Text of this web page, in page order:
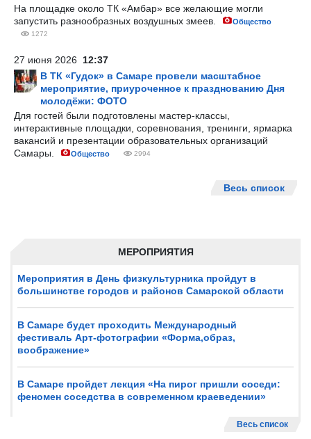
МЕРОПРИЯТИЯ
Мероприятия в День физкультурника пройдут в
большинстве городов и районов Самарской области
В Самаре будет проходить Международный
фестиваль Арт-фотографии «Форма,образ,
воображение»
В Самаре пройдет лекция «На пирог пришли соседи:
феномен соседства в современном краеведении»
Весь список
На площадке около ТК «Амбар» все желающие могли
запустить разнообразных воздушных змеев.
Общество
1272
27 июня 2026 12:37
В ТК «Гудок» в Самаре провели масштабное
мероприятие, приуроченное к празднованию Дня
молодёжи: ФОТО
Для гостей были подготовлены мастер-классы,
интерактивные площадки, соревнования, тренинги, ярмарка
вакансий и презентации образовательных организаций
Самары.
Общество 2994
Весь список